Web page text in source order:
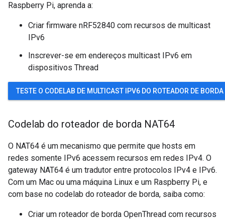
Raspberry Pi, aprenda a:
Criar firmware nRF52840 com recursos de multicast
IPv6
Inscrever-se em endereços multicast IPv6 em
dispositivos Thread
TESTE O CODELAB DE MULTICAST IPV6 DO ROTEADOR DE BORDA
Codelab do roteador de borda NAT64
O NAT64 é um mecanismo que permite que hosts em
redes somente IPv6 acessem recursos em redes IPv4. O
gateway NAT64 é um tradutor entre protocolos IPv4 e IPv6.
Com um Mac ou uma máquina Linux e um Raspberry Pi, e
com base no codelab do roteador de borda, saiba como:
Criar um roteador de borda OpenThread com recursos